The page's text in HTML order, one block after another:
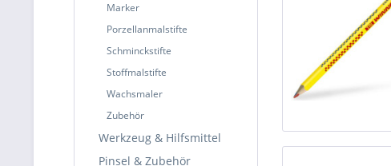
Marker
Porzellanmalstifte
Schminckstifte
Stoffmalstifte
Wachsmaler
Zubehör
Werkzeug & Hilfsmittel
Pinsel & Zubehör